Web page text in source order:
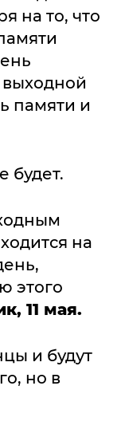
на то, что
памяти и
будет.
на
этого
11 мая.
и будут
но в